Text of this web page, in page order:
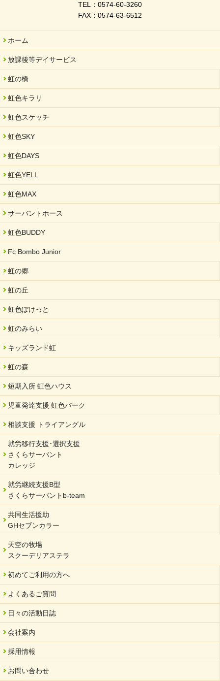
TEL：0574-60-3260
FAX：0574-63-6512
ホーム
放課後等デイサービス
虹の橋
虹色キラリ
虹色スケッチ
虹色SKY
虹色DAYS
虹色YELL
虹色MAX
サーバントホース
虹色BUDDY
Fc Bombo Junior
虹の郷
虹の丘
虹色ぽけっと
虹のみらい
キッズランド虹
虹の森
短期入所 虹色ハウス
児童発達支援 虹色パーク
相談支援 トライアングル
就労移行支援･選択支援
さくらサーバント
カレッジ
就労継続支援B型
さくらサーバントb-team
共同生活援助
GHセブンカラー
天空の牧場
スクーデリアステラ
初めてご利用の方へ
よくあるご質問
日々の活動日誌
会社案内
採用情報
お問い合わせ